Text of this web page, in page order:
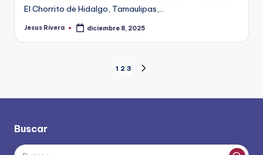
El Chorrito de Hidalgo, Tamaulipas,…
Publicado
Jesus Rivera diciembre 8, 2025
de
1 2 3
Buscar